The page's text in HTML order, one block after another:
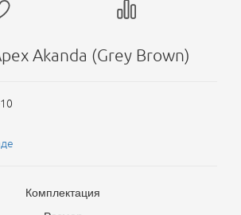
Akanda (Grey Brown)
Комплектация